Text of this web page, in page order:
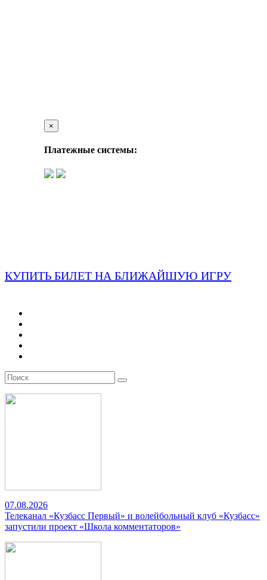
×
Платежные системы:
КУПИТЬ БИЛЕТ НА БЛИЖАЙШУЮ ИГРУ
07.08.2026
Телеканал «Кузбасс Первый» и волейбольный клуб «Кузбасс»
запустили проект «Школа комментаторов»